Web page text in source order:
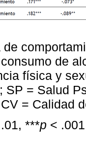
de
de
física y
SP = Salud
= Calidad
***p < .001